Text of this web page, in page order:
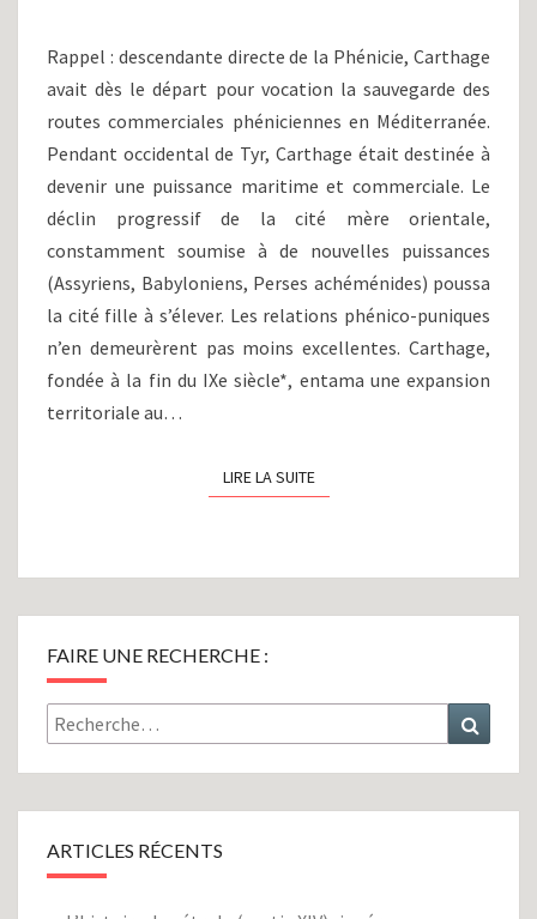
DENYS
L’ANCIEN
À
DENYS
JEUNE
(410-
362
AV.
J.C)
Rappel : descendante directe de la Phénicie, Carthage
avait dès le départ pour vocation la sauvegarde des
routes commerciales phéniciennes en Méditerranée.
Pendant occidental de Tyr, Carthage était destinée à
devenir une puissance maritime et commerciale. Le
déclin progressif de la cité mère orientale,
constamment soumise à de nouvelles puissances
(Assyriens, Babyloniens, Perses achéménides) poussa
la cité fille à s’élever. Les relations phénico-puniques
n’en demeurèrent pas moins excellentes. Carthage,
fondée à la fin du IXe siècle*, entama une expansion
territoriale au…
LIRE LA SUITELIRE LA SUITE
FAIRE UNE RECHERCHE :
Rechercher :
ARTICLES RÉCENTS